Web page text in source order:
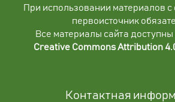
При использовании материалов с
первоисточник
Все материалы сайта
Creative Commons Attribution
Контактная